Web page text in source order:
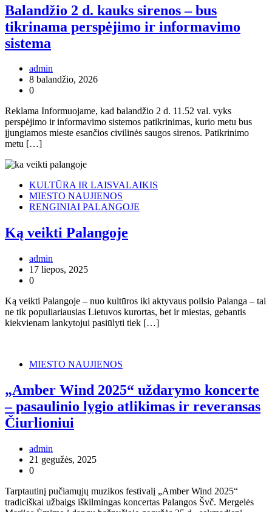
Balandžio 2 d. kauks sirenos – bus
tikrinama perspėjimo ir informavimo
sistema
admin
8 balandžio, 2026
0
Reklama Informuojame, kad balandžio 2 d. 11.52 val. vyks
perspėjimo ir informavimo sistemos patikrinimas, kurio metu bus
įjungiamos mieste esančios civilinės saugos sirenos. Patikrinimo
metu […]
KULTŪRA IR LAISVALAIKIS
MIESTO NAUJIENOS
RENGINIAI PALANGOJE
Ką veikti Palangoje
admin
17 liepos, 2025
0
Ką veikti Palangoje – nuo kultūros iki aktyvaus poilsio Palanga – tai
ne tik populiariausias Lietuvos kurortas, bet ir miestas, gebantis
kiekvienam lankytojui pasiūlyti tiek […]
MIESTO NAUJIENOS
„Amber Wind 2025“ uždarymo koncerte
– pasaulinio lygio atlikimas ir reveransas
Čiurlioniui
admin
21 gegužės, 2025
0
Tarptautinį pučiamųjų muzikos festivalį „Amber Wind 2025“
tradiciškai užbaigs iškilmingas koncertas Palangos Švč. Mergelės